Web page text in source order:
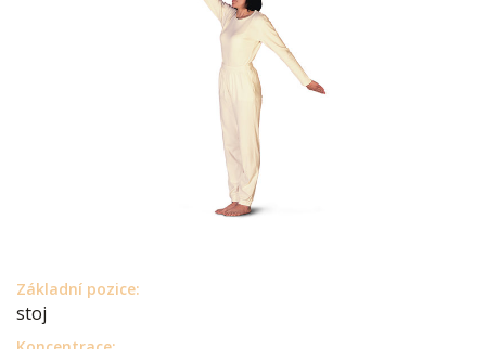
Základní pozice:
stoj